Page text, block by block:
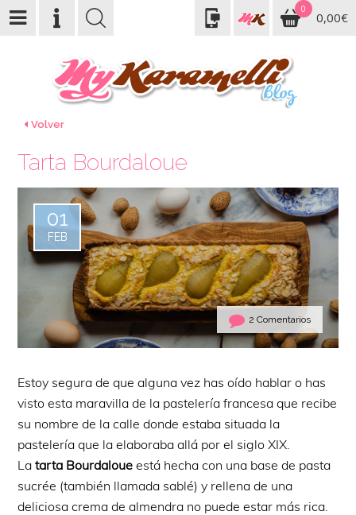
0
0,00€
Volver
Tarta Bourdaloue
01
FEB
2 Comentarios
Estoy segura de que alguna vez has oído hablar o has
visto esta maravilla de la pastelería francesa que recibe
su nombre de la calle donde estaba situada la
pastelería que la elaboraba allá por el siglo XIX.
Latarta Bourdaloue está hecha con una base de pasta
sucrée (también llamada sablé) y rellena de una
deliciosa crema de almendra no puede estar más rica.